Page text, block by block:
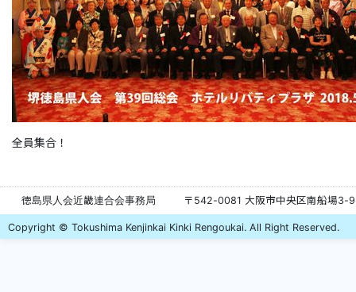
全員集合！
徳島県人会近畿連合会事務局 〒542-0081 大阪市中央区南船場3-
Copyright © Tokushima Kenjinkai Kinki Rengoukai. All Right Reserved.